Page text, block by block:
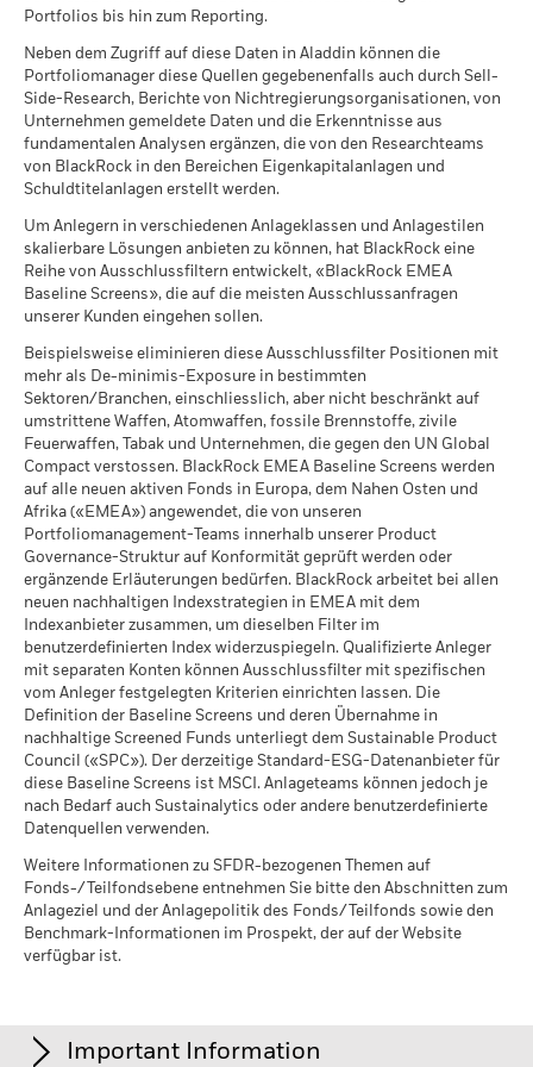
Valoren 145551888
Geben Sie den Preis ein USD
BERECHNEN
Leihübersicht ist nicht verfügbar, da weniger als ein Jahr
Leistungsdaten vorliegt.
Die annualisierte Rendite aus Wertpapierleihgeschäften
errechnet sich aus den ungeprüften Nettoeinnahmen des
Fonds aus der Wertpapierleihe über einen Zeitraum von 12
Monaten, dividiert durch den durchschnittlichen NAV des
Fonds im selben Zeitraum. BlackRock verfolgt die Politik,
vierteljährlich mit einer einmonatigen Verzögerung Angaben
die Renditen für den Zeitraum vom 01/01/2019 bis
31/12/2019 ab dem 01/02/2020 veröffentlicht werden
Das maximale Leihvolumen kann im Laufe der Zeit
Schwankungen unterliegen.
Bei der Wertpapierleihe besteht das Risiko von Verlusten falls
ein Entleiher vor der Rückgabe der Werpapiere ausfällt und
auf Grund von Marktbewegungen der Wert der Sicherheiten
fällt und / oder der Wert der verliehenen Wertpapiere
ansteigt.
Per
Mindest. Es gibt keine garantierte Mindestrendite.
Stress
Was Sie nach Abzug der Kosten erhalten
Jährliche Durchschnittsrendite
Ungünstig
Was Sie nach Abzug der Kosten erhalten
Jährliche Durchschnittsrendite
Was Sie nach Abzug der Kosten erhalten
Jährliche Durchschnittsrendite
Günstig
Jährliche Durchschnittsrendite
Das Stressszenario zeigt, was Sie im Fall extremer
Marktbedingungen zurückerhalten könnten.
von MSCI ist unter dennachstehenden
MSCI - Umstrittene Waffen 0.00%
MSCI - Atomwaffen
Per 05.Aug.2026
MSCI - Zivile Feuerwaffen
MSCI - Tabak
Per 05.Aug.2026
0.00%
MSCI - Unternehmen, die den
Global Compact der
Vereinigten Nationen nicht
einhalten
MSCI - Kraftwerkskohle
Per 05.Aug.2026
0.00%
MSCI - Ölsand
Per 05.Aug.2026
0.00%
Abdeckung der
geschäftlichen
Beteiligungen
Per 05.Aug.2026
Nicht abgedeckter
prozentualer Anteil des
Fonds
Per 05.Aug.2026
Die hierüber für Kraftwerkskohle und Ölsande aufgeführten
werden für Unternehmen berechnet und ausgewiesen, die
gemäss der Definition von MSCI ESG Research mehr als 5 %
ihres Umsatzes mit Kraftwerkskohle oder Ölsanden
erwirtschaften. Für Engagements in Unternehmen, die
gemäss der Definition von MSCI ESG Research anderweitige
Für Kraftwerkskohle 0.00% und für Ölsande 0.00%.
Switzerland)
iShares II plc - Annual Report (German -
Switzerland)
iShares II plc - Annual Report (German -
Switzerland)
iShares II plc - Annual Report (Swiss German)
iShares II plc - Prospectus (English)
iShares II plc - Prospectus (English -
Switzerland)
iShares II plc - Prospectus (German -
Switzerland)
iShares II plc - Prospectus (German -
Austria^Germany^Switzerland)
Sustainability related disclosure - ISIU28TTL
(en)
Sustainability related disclosure - ISIU28TTL
(fr)
Sustainability related disclosure - ISIU28TTL
(de)
Sustainability related disclosure - ISIU28TTL
(it)
Portfolios bis hin zum Reporting.
Neben dem Zugriff auf diese Daten in Aladdin können die
Portfoliomanager diese Quellen gegebenenfalls auch durch Sell-
Side-Research, Berichte von Nichtregierungsorganisationen, von
Unternehmen gemeldete Daten und die Erkenntnisse aus
fundamentalen Analysen ergänzen, die von den Researchteams
von BlackRock in den Bereichen Eigenkapitalanlagen und
Schuldtitelanlagen erstellt werden.
Um Anlegern in verschiedenen Anlageklassen und Anlagestilen
skalierbare Lösungen anbieten zu können, hat BlackRock eine
Reihe von Ausschlussfiltern entwickelt, «BlackRock EMEA
Baseline Screens», die auf die meisten Ausschlussanfragen
unserer Kunden eingehen sollen.
Beispielsweise eliminieren diese Ausschlussfilter Positionen mit
mehr als De-minimis-Exposure in bestimmten
Sektoren/Branchen, einschliesslich, aber nicht beschränkt auf
umstrittene Waffen, Atomwaffen, fossile Brennstoffe, zivile
Feuerwaffen, Tabak und Unternehmen, die gegen den UN Global
Compact verstossen. BlackRock EMEA Baseline Screens werden
auf alle neuen aktiven Fonds in Europa, dem Nahen Osten und
Afrika («EMEA») angewendet, die von unseren
Portfoliomanagement-Teams innerhalb unserer Product
Governance-Struktur auf Konformität geprüft werden oder
ergänzende Erläuterungen bedürfen. BlackRock arbeitet bei allen
neuen nachhaltigen Indexstrategien in EMEA mit dem
Indexanbieter zusammen, um dieselben Filter im
benutzerdefinierten Index widerzuspiegeln. Qualifizierte Anleger
mit separaten Konten können Ausschlussfilter mit spezifischen
vom Anleger festgelegten Kriterien einrichten lassen. Die
Definition der Baseline Screens und deren Übernahme in
nachhaltige Screened Funds unterliegt dem Sustainable Product
Council («SPC»). Der derzeitige Standard-ESG-Datenanbieter für
diese Baseline Screens ist MSCI. Anlageteams können jedoch je
nach Bedarf auch Sustainalytics oder andere benutzerdefinierte
Datenquellen verwenden.
Weitere Informationen zu SFDR-bezogenen Themen auf
Fonds-/Teilfondsebene entnehmen Sie bitte den Abschnitten zum
Anlageziel und der Anlagepolitik des Fonds/Teilfonds sowie den
Benchmark-Informationen im Prospekt, der auf der Website
verfügbar ist.
Important Information